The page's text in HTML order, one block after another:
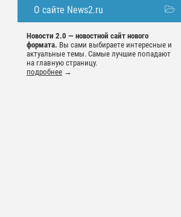
О сайте News2.ru
Новости 2.0 — новостной сайт нового
формата. Вы сами выбираете интересные и
актуальные темы. Самые лучшие попадают
на главную страницу.
подробнее →